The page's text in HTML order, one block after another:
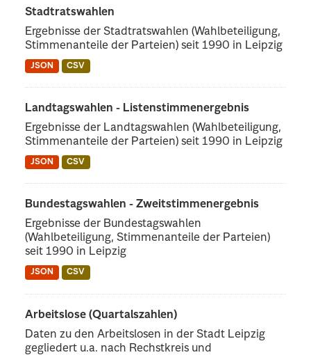
Stadtratswahlen
Ergebnisse der Stadtratswahlen (Wahlbeteiligung,
Stimmenanteile der Parteien) seit 1990 in Leipzig
JSON CSV
Landtagswahlen - Listenstimmenergebnis
Ergebnisse der Landtagswahlen (Wahlbeteiligung,
Stimmenanteile der Parteien) seit 1990 in Leipzig
JSON CSV
Bundestagswahlen - Zweitstimmenergebnis
Ergebnisse der Bundestagswahlen
(Wahlbeteiligung, Stimmenanteile der Parteien)
seit 1990 in Leipzig
JSON CSV
Arbeitslose (Quartalszahlen)
Daten zu den Arbeitslosen in der Stadt Leipzig
gegliedert u.a. nach Rechstkreis und